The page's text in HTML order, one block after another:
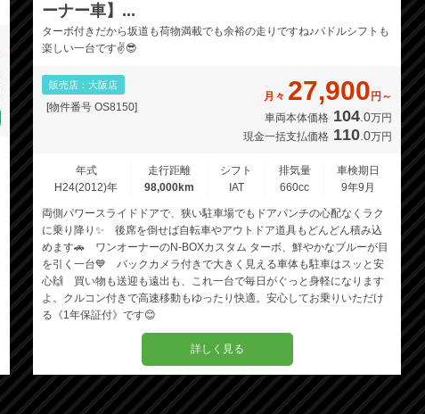
ーナー車】...
ターボ付きだから坂道も荷物満載でも余裕の走りですね♪パドルシフトも
楽しい一台です✌️😎
販売店：大阪店
[物件番号 OS8150]
月々 27,900 円～
車両本体価格 104.0万円
現金一括支払価格 110.0万円
年式
H24(2012)年
走行距離
98,000km
シフト
IAT
排気量
660cc
車検期日
9年9月
両側パワースライドドアで、狭い駐車場でもドアパンチの心配なくラク
に乗り降り✨ 後席を倒せば自転車やアウトドア道具もどんどん積み込
めます🚗 ワンオーナーのN-BOXカスタム ターボ、鮮やかなブルーが目
を引く一台💙 バックカメラ付きで大きく見える車体も駐車はスッと安
心🙌 買い物も送迎も遠出も、これ一台で毎日がぐっと身軽になります
よ。クルコン付きで高速移動もゆったり快適。安心してお乗りいただけ
る《1年保証付》です😊
詳しく見る